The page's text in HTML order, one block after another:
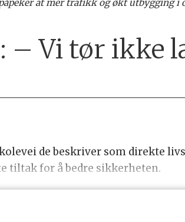
at mer trafikk og økt utbygging
Vi tør ikke
de beskriver som direkte
tiltak for å bedre sikkerheten.